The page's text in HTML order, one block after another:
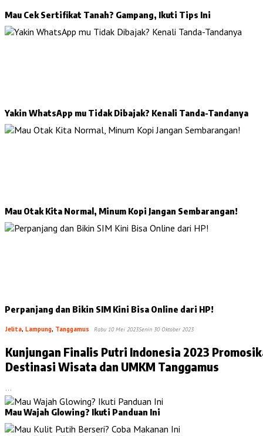
Mau Cek Sertifikat Tanah? Gampang, Ikuti Tips Ini
Yakin WhatsApp mu Tidak Dibajak? Kenali Tanda-Tandanya
Mau Otak Kita Normal, Minum Kopi Jangan Sembarangan!
Perpanjang dan Bikin SIM Kini Bisa Online dari HP!
Jelita, Lampung, Tanggamus Rabu 10 Mei 2023Senin 30 Oktober 2023
Kunjungan Finalis Putri Indonesia 2023
Destinasi Wisata dan UMKM Tanggamus
…
Mau Wajah Glowing? Ikuti Panduan Ini